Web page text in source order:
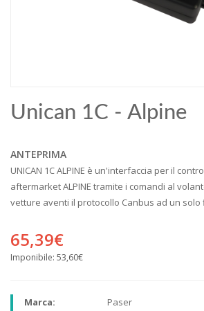
Unican 1C - Alpine
ANTEPRIMA
UNICAN 1C ALPINE è un'interfaccia per il
aftermarket ALPINE tramite i comandi al
vetture aventi il protocollo Canbus ad un solo
65,39€
Imponibile: 53,60€
Marca:
Paser